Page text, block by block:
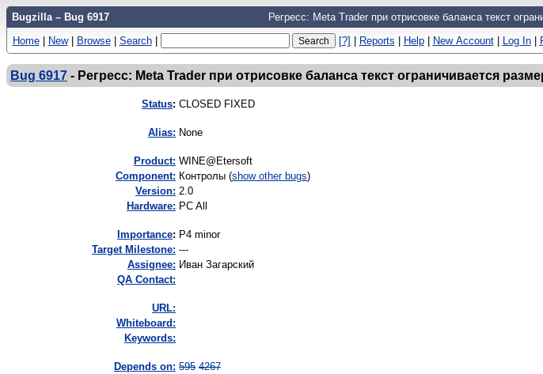
Bugzilla – Bug 6917 Регресс: Meta Trader при отрисовке баланса текст
Home | New | Browse | Search | [?] | Reports | Help | New Account | Log In |
Bug 6917 - Регресс: Meta Trader при отрисовке баланса текст ограничивается
Status: CLOSED FIXED
Alias: None
Product: WINE@Etersoft
Component: Контролы (show other bugs)
Version: 2.0
Hardware: PC All
mportance: P4 minor
Target Milestone: ---
Assignee: Иван Загарский
QA Contact:
URL:
Whiteboard:
Keywords:
Depends on: 595 4267